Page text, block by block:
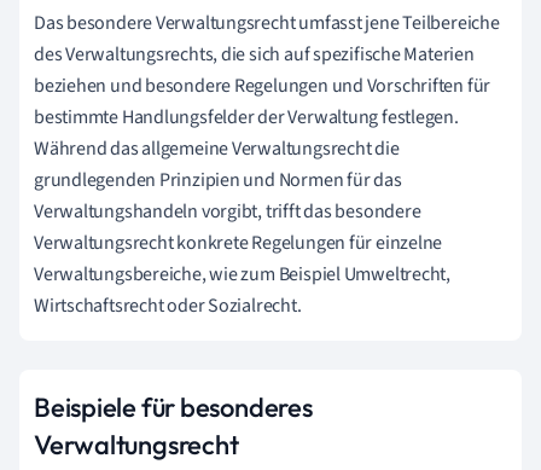
Das besondere Verwaltungsrecht umfasst jene Teilbereiche
des Verwaltungsrechts, die sich auf spezifische Materien
beziehen und besondere Regelungen und Vorschriften für
bestimmte Handlungsfelder der Verwaltung festlegen.
Während das allgemeine Verwaltungsrecht die
grundlegenden Prinzipien und Normen für das
Verwaltungshandeln vorgibt, trifft das besondere
Verwaltungsrecht konkrete Regelungen für einzelne
Verwaltungsbereiche, wie zum Beispiel Umweltrecht,
Wirtschaftsrecht oder Sozialrecht.
Beispiele für besonderes
Verwaltungsrecht